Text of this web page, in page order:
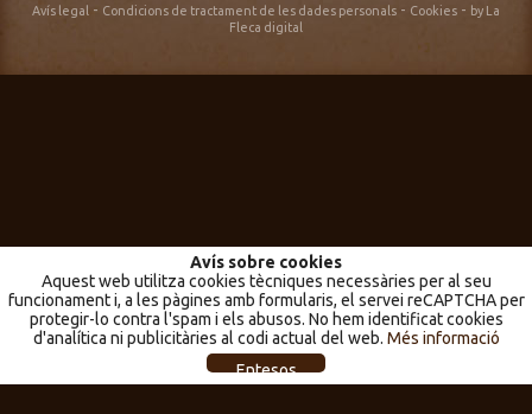
Avís sobre cookies
Aquest web utilitza cookies tècniques necessàries per al seu
funcionament i, a les pàgines amb formularis, el servei reCAPTCHA per
protegir-lo contra l'spam i els abusos. No hem identificat cookies
d'analítica ni publicitàries al codi actual del web. Més informació
Entesos
Avís legal - Condicions de tractament de les dades personals - Cookies - by La
Fleca digital